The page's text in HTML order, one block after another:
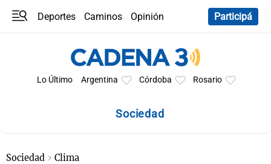
Deportes Caminos
Opinión
Participá
Lo Último Argentina Córdoba Rosario
Sociedad
Sociedad Clima